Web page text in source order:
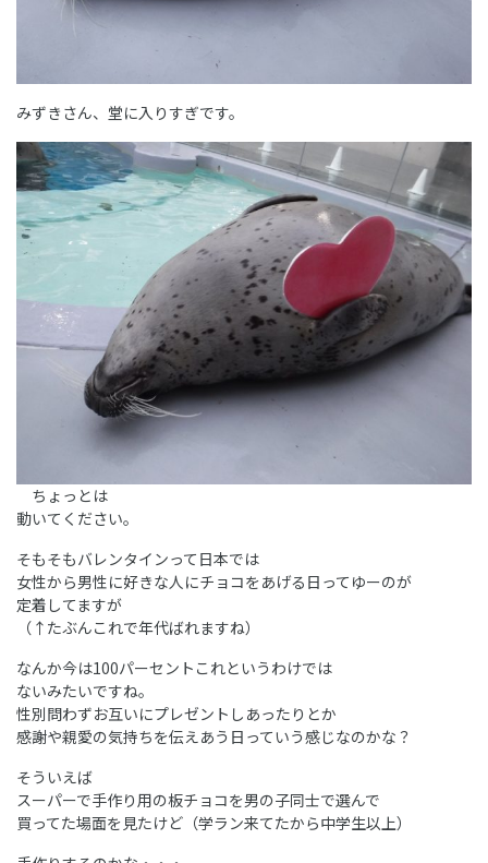
みずきさん、堂に入りすぎです。
ちょっとは
動いてください。
そもそもバレンタインって日本では
女性から男性に好きな人にチョコをあげる日ってゆーのが
定着してますが
（↑たぶんこれで年代ばれますね）
なんか今は100パーセントこれというわけでは
ないみたいですね。
性別問わずお互いにプレゼントしあったりとか
感謝や親愛の気持ちを伝えあう日っていう感じなのかな？
そういえば
スーパーで手作り用の板チョコを男の子同士で選んで
買ってた場面を見たけど（学ラン来てたから中学生以上）